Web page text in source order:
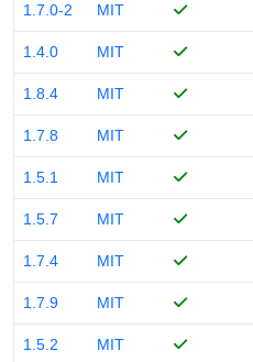
1.7.0-2 MIT
1.4.0 MIT
1.8.4 MIT
1.7.8 MIT
1.5.1 MIT
1.5.7 MIT
1.7.4 MIT
1.7.9 MIT
1.5.2 MIT